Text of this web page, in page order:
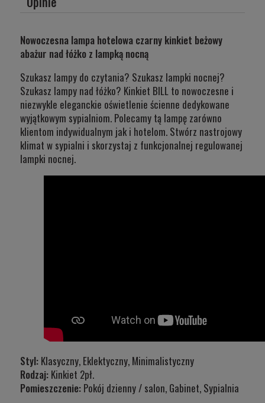
Nowoczesna lampa hotelowa czarny kinkiet beżowy
abażur nad łóżko z lampką nocną
Szukasz lampy do czytania? Szukasz lampki nocnej?
Szukasz lampy nad łóżko? Kinkiet BILL to nowoczesne i
niezwykle eleganckie oświetlenie ścienne dedykowane
wyjątkowym sypialniom. Polecamy tą lampę zarówno
klientom indywidualnym jak i hotelom. Stwórz nastrojowy
klimat w sypialni i skorzystaj z funkcjonalnej regulowanej
lampki nocnej.
Styl: Klasyczny, Eklektyczny, Minimalistyczny
Rodzaj: Kinkiet 2pł.
Pomieszczenie: Pokój dzienny / salon, Gabinet, Sypialnia